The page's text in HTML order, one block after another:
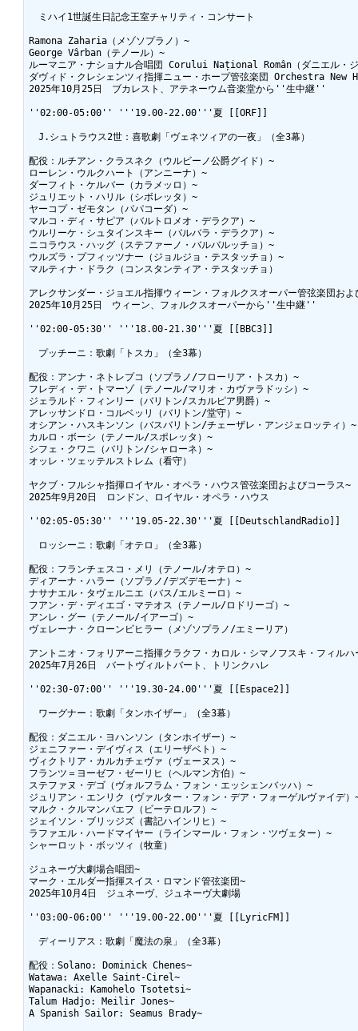
ミハイ1世誕生日記念王室チャリティ・コンサート
Ramona Zaharia（メゾソプラノ）~
George Vârban（テノール）~
ルーマニア・ナショナル合唱団 Corului Național Român（ダニエル・ジ
ダヴィド・クレシェンツィ指揮ニュー・ホープ管弦楽団 Orchestra New
2025年10月25日　ブカレスト、アテネーウム音楽堂から''生中継''
''02:00-05:00'' '''19.00-22.00'''夏 [[ORF]]
J.シュトラウス2世：喜歌劇「ヴェネツィアの一夜」（全3幕）
配役：ルチアン・クラスネク（ウルビーノ公爵グイド）~
ローレン・ウルクハート（アンニーナ）~
ダーフィト・ケルバー（カラメッロ）~
ジュリエット・ハリル（シボレッタ）~
ヤーコプ・ゼモタン（パパコーダ）~
マルコ・ディ・サピア（バルトロメオ・デラクア）~
ウルリーケ・シュタインスキー（バルバラ・デラクア）~
ニコラウス・ハッグ（ステファーノ・バルバルッチョ）~
ウルズラ・プフィッツナー（ジョルジョ・テスタッチョ）~
マルティナ・ドラク（コンスタンティア・テスタッチョ）
アレクサンダー・ジョエル指揮ウィーン・フォルクスオーパー管弦楽
2025年10月25日　ウィーン、フォルクスオーパーから''生中継''
''02:00-05:30'' '''18.00-21.30'''夏 [[BBC3]]
プッチーニ：歌劇「トスカ」（全3幕）
配役：アンナ・ネトレプコ（ソプラノ/フローリア・トスカ）~
フレディ・デ・トマーゾ（テノール/マリオ・カヴァラドッシ）~
ジェラルド・フィンリー（バリトン/スカルピア男爵）~
アレッサンドロ・コルベッリ（バリトン/堂守）~
オシアン・ハスキンソン（バスバリトン/チェーザレ・アンジェロッティ）~
カルロ・ボーシ（テノール/スポレッタ）~
シフェ・クワニ（バリトン/シャローネ）~
オッレ・ツェッテルストレム（看守）
ヤクブ・フルシャ指揮ロイヤル・オペラ・ハウス管弦楽団およびコーラス~
2025年9月20日　ロンドン、ロイヤル・オペラ・ハウス
''02:05-05:30'' '''19.05-22.30'''夏 [[DeutschlandRadio]]
ロッシーニ：歌劇「オテロ」（全3幕）
配役：フランチェスコ・メリ（テノール/オテロ）~
ディアーナ・ハラー（ソプラノ/デズデモーナ）~
ナサナエル・タヴェルニエ（バス/エルミーロ）~
フアン・デ・ディエゴ・マテオス（テノール/ロドリーゴ）~
アンレ・グー（テノール/イアーゴ）~
ヴェレーナ・クローンビヒラー（メゾソプラノ/エミーリア）
アントニオ・フォリアーニ指揮クラクフ・カロル・シマノフスキ・フィル
2025年7月26日　バートヴィルトバート、トリンクハレ
''02:30-07:00'' '''19.30-24.00'''夏 [[Espace2]]
ワーグナー：歌劇「タンホイザー」（全3幕）
配役：ダニエル・ヨハンソン（タンホイザー）~
ジェニファー・デイヴィス（エリーザベト）~
ヴィクトリア・カルカチェヴァ（ヴェーヌス）~
フランツ＝ヨーゼフ・ゼーリヒ（ヘルマン方伯）~
ステファヌ・デゴ（ヴォルフラム・フォン・エッシェンバッハ）~
ジュリアン・エンリク（ヴァルター・フォン・デア・フォーゲルヴァイデ）
マルク・クルマンバエフ（ビーテロルフ）~
ジェイソン・ブリッジズ（書記ハインリヒ）~
ラファエル・ハードマイヤー（ラインマール・フォン・ツヴェター）~
シャーロット・ボッツィ（牧童）
ジュネーヴ大劇場合唱団~
マーク・エルダー指揮スイス・ロマンド管弦楽団~
2025年10月4日　ジュネーヴ、ジュネーヴ大劇場
''03:00-06:00'' '''19.00-22.00'''夏 [[LyricFM]]
ディーリアス：歌劇「魔法の泉」（全3幕）
配役：Solano: Dominick Chenes~
Watawa: Axelle Saint-Cirel~
Wapanacki: Kamohelo Tsotetsi~
Talum Hadjo: Meilir Jones~
A Spanish Sailor: Seamus Brady~